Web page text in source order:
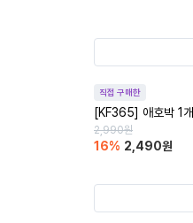
직접 구매한
[KF365] 애호박 1개
2,990원
16% 2,490원